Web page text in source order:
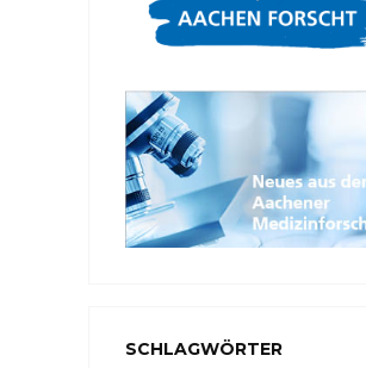
SCHLAGWÖRTER